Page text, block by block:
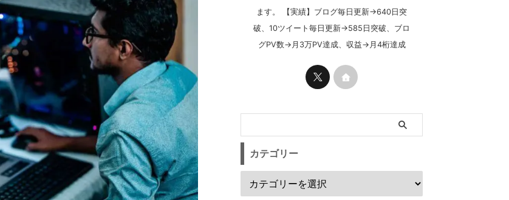
ます。 【実績】ブログ毎日更新→640日突
破、10ツイート毎日更新→585日突破、ブロ
グPV数→月3万PV達成、収益→月4桁達成
カテゴリー